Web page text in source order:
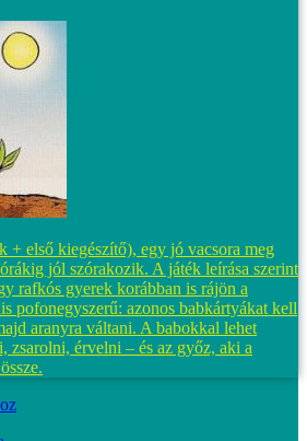
+ első kiegészítő), egy jó vacsora meg
jól szórakozik. A játék leírása szerint
rafkós gyerek korábban is rájön a
pofonegyszerű: azonos babkártyákat kell
aranyra váltani. A babokkal lehet
zsarolni, érvelni – és az győz, aki a